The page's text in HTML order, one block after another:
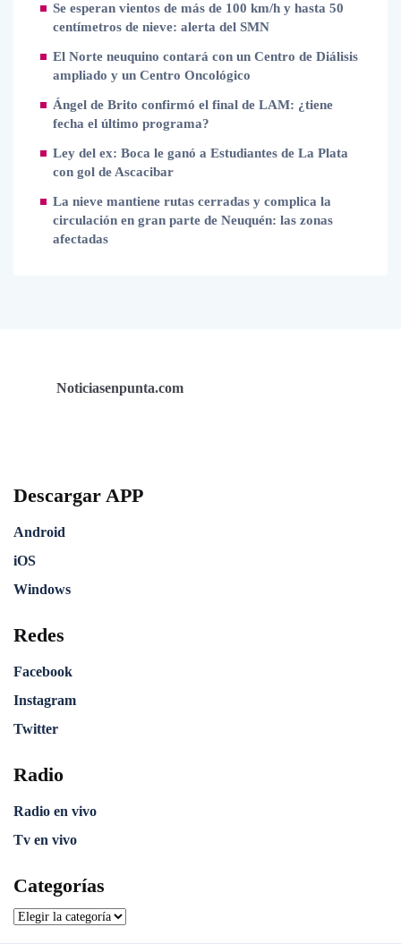
Se esperan vientos de más de 100 km/h y hasta 50
centímetros de nieve: alerta del SMN
El Norte neuquino contará con un Centro de Diálisis
ampliado y un Centro Oncológico
Ángel de Brito confirmó el final de LAM: ¿tiene
fecha el último programa?
Ley del ex: Boca le ganó a Estudiantes de La Plata
con gol de Ascacibar
La nieve mantiene rutas cerradas y complica la
circulación en gran parte de Neuquén: las zonas
afectadas
Noticiasenpunta.com
Descargar APP
Android
iOS
Windows
Redes
Facebook
Instagram
Twitter
Radio
Radio en vivo
Tv en vivo
Categorías